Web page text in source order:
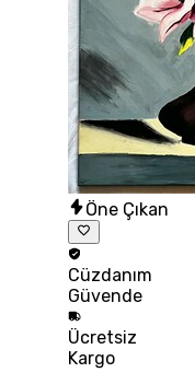
Öne Çıkan
Cüzdanım
Güvende
Ücretsiz
Kargo